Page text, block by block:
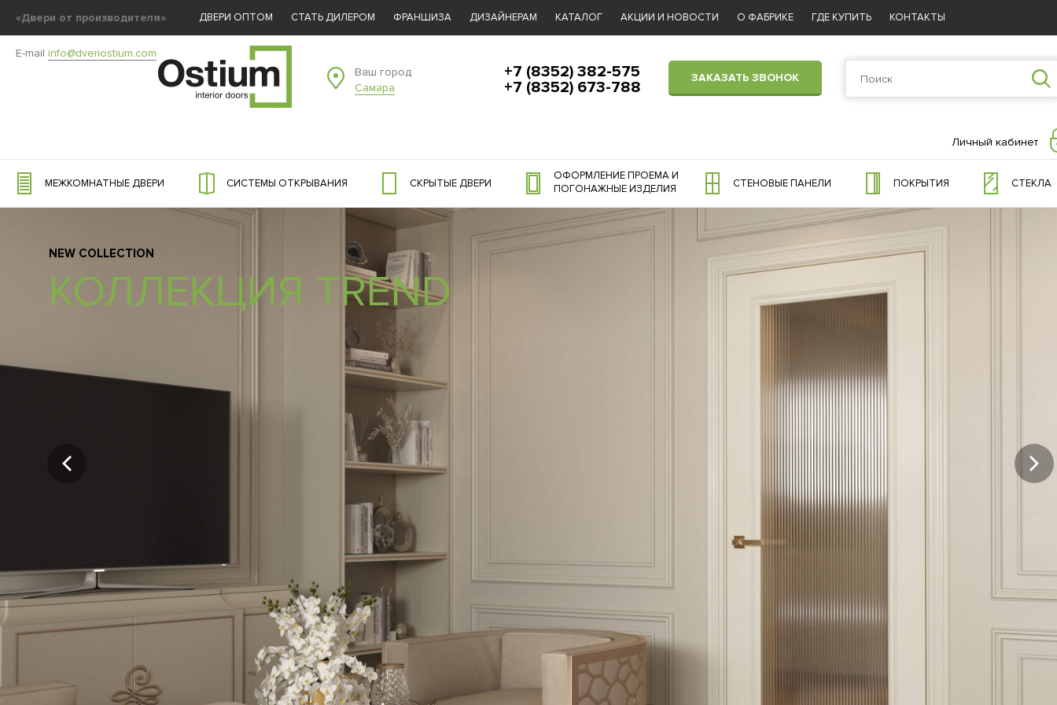
«Двери от производителя» ДВЕРИ ОПТОМ СТАТЬ ДИЛЕРОМ ФРАНШИЗА ДИЗАЙНЕРАМ КАТАЛОГ АКЦИИ И НОВОСТИ О ФАБРИКЕ ГДЕ КУПИТЬ КОНТАКТЫ
E-mail info@dveriostium.com
Ваш город
Самара
+7 (8352) 382-575
+7 (8352) 673-788
ЗАКАЗАТЬ ЗВОНОК
Личный кабинет
МЕЖКОМНАТНЫЕ ДВЕРИ СИСТЕМЫ ОТКРЫВАНИЯ СКРЫТЫЕ ДВЕРИ
ОФОРМЛЕНИЕ ПРОЕМА И
ПОГОНАЖНЫЕ ИЗДЕЛИЯ
СТЕНОВЫЕ ПАНЕЛИ ПОКРЫТИЯ СТЕКЛА
NEW COLLECTION
КОЛЛЕКЦИЯ TREND